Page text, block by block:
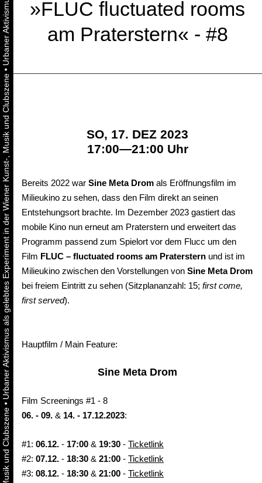
•
Urbaner Aktivismus als gelebtes Experiment in der Wiener Kunst-, Musik und Clubszene
•
»FLUC fluctuated rooms
am Praterstern« - #8
SO, 17. DEZ 2023
17:00—21:00 Uhr
Bereits 2022 war Sine Meta Drom als Eröffnungsfilm im
Milieukino zu sehen, dass den Film direkt an seinen
Entstehungsort brachte. Im Dezember 2023 gastiert das
mobile Kino nun erneut am Praterstern und erweitert das
Programm passend zum Spielort vor dem Flucc um den
Film FLUC – fluctuated rooms am Praterstern und ist im
Milieukino zwischen den Vorstellungen von Sine Meta Drom
bei freiem Eintritt zu sehen (Sitzplananzahl: 15; first come,
first served).
Hauptfilm / Main Feature:
Sine Meta Drom
Film Screenings #1 - 8
06. - 09. & 14. - 17.12.2023:
#1: 06.12. - 17:00 & 19:30 - Ticketlink
#2: 07.12. - 18:30 & 21:00 - Ticketlink
#3: 08.12. - 18:30 & 21:00 - Ticketlink